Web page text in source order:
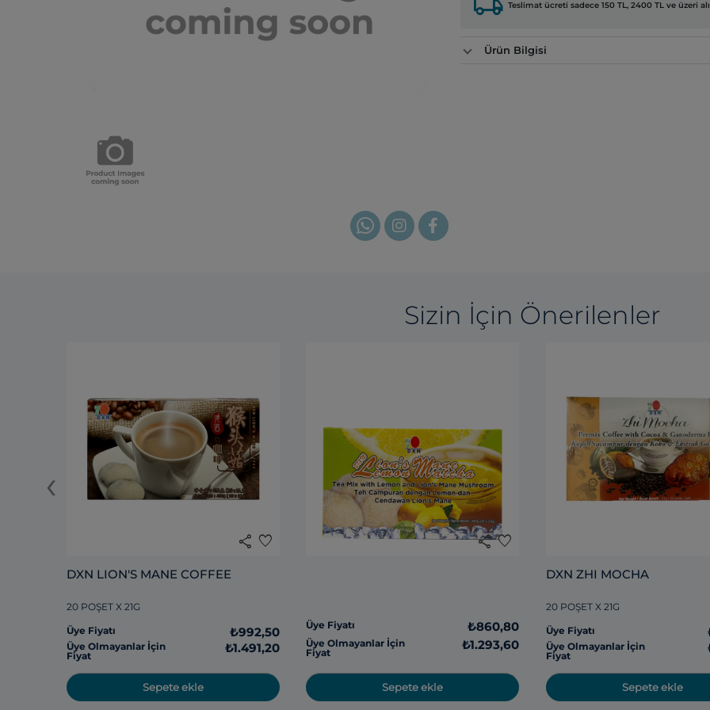
Teslimat ücreti sadece 150 TL, 2400 TL ve üzeri
Ürün Bilgisi
Sizin İçin Önerilenler
share favorite
DXN LION'S MANE COFFEE
20 POŞET X 21G
Üye Fiyatı
₺992,50
Üye Olmayanlar İçin
Fiyat
₺1.491,20
Sepete ekle
share favorite
Üye Fiyatı ₺860,80
Üye Olmayanlar İçin
Fiyat
₺1.293,60
Sepete ekle
DXN ZHI MOCHA
20 POŞET X 21G
Üye Fiyatı
Üye Olmayanlar İçin
Fiyat
Sepete ekle
‹